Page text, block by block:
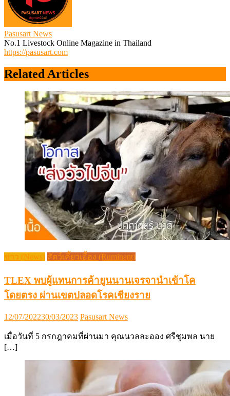
Pasusart News
No.1 Livestock Online Magazine in Thailand
https://pasusart.com
Related Articles
ข่าว (News) สัตว์เคี้ยวเอื้อง (Ruminant)
TLEX พบผู้แทนการค้ายูนนานเจรจานำเข้าโค
โดยตรง ผ่านเขตปลอดโรคเชียงราย
Posted
12/07/202230/03/2023 Author
Pasusart News
เมื่อวันที่ 5 กรกฎาคมที่ผ่านมา คุณนวลละออง ศรีชุมพล นาย
[…]